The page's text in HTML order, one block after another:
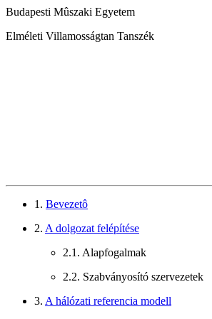
Budapesti Mûszaki Egyetem
Elméleti Villamosságtan Tanszék
1. Bevezetô
2. A dolgozat felépítése
2.1. Alapfogalmak
2.2. Szabványosító szervezetek
3. A hálózati referencia modell